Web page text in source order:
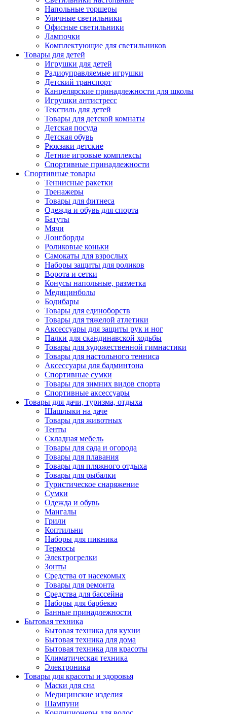
Напольные торшеры
Уличные светильники
Офисные светильники
Лампочки
Комплектующие для светильников
Товары для детей
Игрушки для детей
Радиоуправляемые игрушки
Детский транспорт
Канцелярские принадлежности для школы
Игрушки антистресс
Текстиль для детей
Товары для детской комнаты
Детская посуда
Детская обувь
Рюкзаки детские
Летние игровые комплексы
Спортивные принадлежности
Спортивные товары
Теннисные ракетки
Тренажеры
Товары для фитнеса
Одежда и обувь для спорта
Батуты
Мячи
Лонгборды
Роликовые коньки
Самокаты для взрослых
Наборы защиты для роликов
Ворота и сетки
Конусы напольные, разметка
Медицинболы
Бодибары
Товары для единоборств
Товары для тяжелой атлетики
Аксессуары для защиты рук и ног
Палки для скандинавской ходьбы
Товары для художественной гимнастики
Товары для настольного тенниса
Аксессуары для бадминтона
Спортивные сумки
Товары для зимних видов спорта
Спортивные аксессуары
Товары для дачи, туризма, отдыха
Шашлыки на даче
Товары для животных
Тенты
Складная мебель
Товары для сада и огорода
Товары для плавания
Товары для пляжного отдыха
Товары для рыбалки
Туристическое снаряжение
Сумки
Одежда и обувь
Мангалы
Грили
Коптильни
Наборы для пикника
Термосы
Электрогрелки
Зонты
Средства от насекомых
Товары для ремонта
Средства для бассейна
Наборы для барбекю
Банные принадлежности
Бытовая техника
Бытовая техника для кухни
Бытовая техника для дома
Бытовая техника для красоты
Климатическая техника
Электроника
Товары для красоты и здоровья
Маски для сна
Медицинские изделия
Шампуни